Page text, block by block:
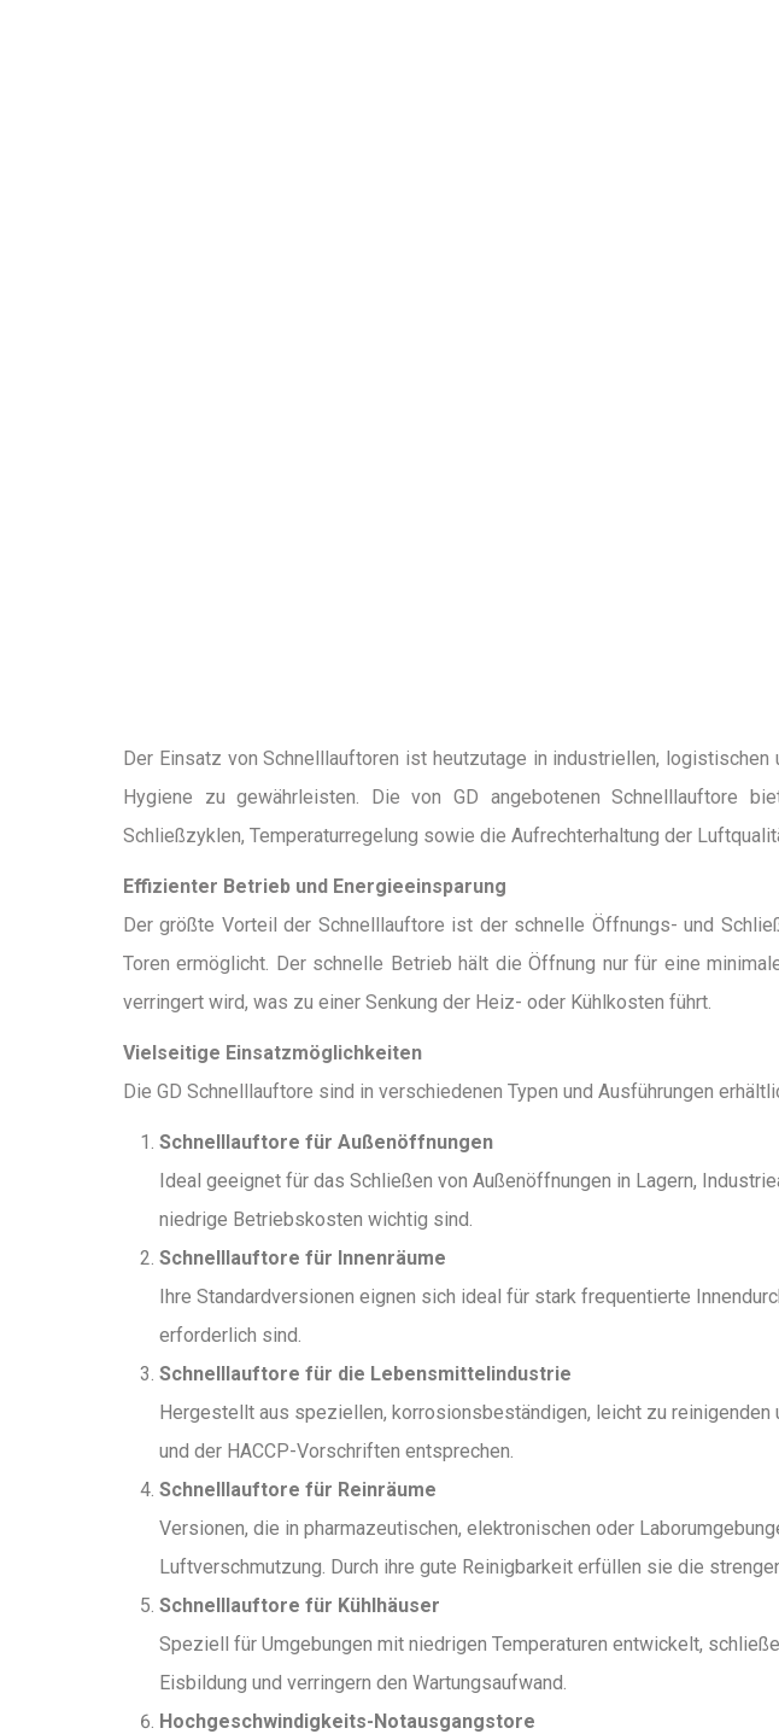
Der Einsatz von Schnelllauftoren ist heutzutage in industriellen,
Hygiene zu gewährleisten. Die von GD angebotenen Schnelllauftore
Schließzyklen, Temperaturregelung sowie die Aufrechterhaltung der
Effizienter Betrieb und Energieeinsparung
Der größte Vorteil der Schnelllauftore ist der schnelle Öffnungs- und
Toren ermöglicht. Der schnelle Betrieb hält die Öffnung nur für eine
verringert wird, was zu einer Senkung der Heiz- oder Kühlkosten führt.
Vielseitige Einsatzmöglichkeiten
Die GD Schnelllauftore sind in verschiedenen Typen und Ausführungen
Schnelllauftore für Außenöffnungen
Ideal geeignet für das Schließen von Außenöffnungen in Lagern,
niedrige Betriebskosten wichtig sind.
Schnelllauftore für Innenräume
Ihre Standardversionen eignen sich ideal für stark frequentierte
erforderlich sind.
Schnelllauftore für die Lebensmittelindustrie
Hergestellt aus speziellen, korrosionsbeständigen, leicht zu
und der HACCP-Vorschriften entsprechen.
Schnelllauftore für Reinräume
Versionen, die in pharmazeutischen, elektronischen oder
Luftverschmutzung. Durch ihre gute Reinigbarkeit erfüllen sie die
Schnelllauftore für Kühlhäuser
Speziell für Umgebungen mit niedrigen Temperaturen entwickelt,
Eisbildung und verringern den Wartungsaufwand.
Hochgeschwindigkeits-Notausgangstore